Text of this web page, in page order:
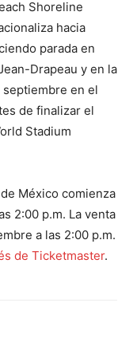
Shoreline
hacia
parada en
Drapeau y en la
septiembre en el
de finalizar el
Stadium
México comienza
2:00 p.m. La venta
a las 2:00 p.m.
de Ticketmaster.